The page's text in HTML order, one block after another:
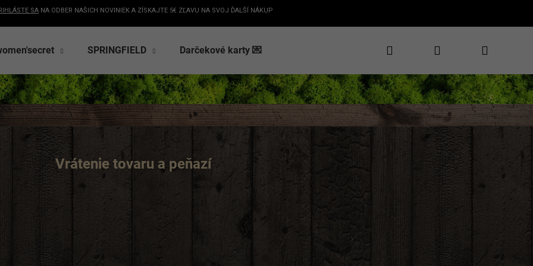
SA NA ODBER NAŠICH NOVINIEK A ZÍSKAJTE 5€ ZĽAVU NA SVOJ ĎALŠÍ NÁKUP
SPRINGFIELD Darčekové karty 💌 Prihlásenie
košík
Vrátenie tovaru a peňazí
Čo potrebujete nájsť?
HĽADAŤ
Odporúčame
✕
Získajte 5€ zľavu
na prvý nákup
+ nezmeškajte novinky, zľavy
a exkluzívne ponuky
Získať 5€ zľavu